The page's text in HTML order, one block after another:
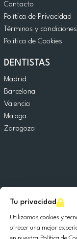
Tu privacidad
Utilizamos cookies y
ofrecer una mejor
Contacto
Política de Privacidad
Términos y condiciones
Politica de Cookies
DENTISTAS
Madrid
Barcelona
Valencia
Malaga
Zaragoza